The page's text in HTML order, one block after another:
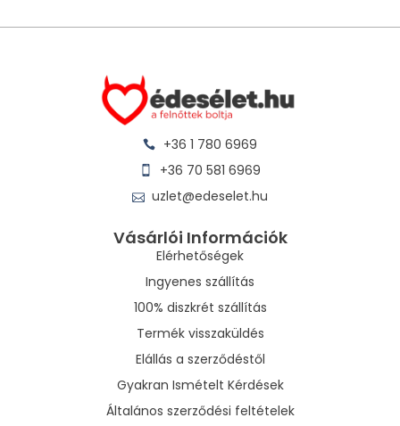
+36 1 780 6969
+36 70 581 6969
uzlet@edeselet.hu
Vásárlói Információk
Elérhetőségek
Ingyenes szállítás
100% diszkrét szállítás
Termék visszaküldés
Elállás a szerződéstől
Gyakran Ismételt Kérdések
Általános szerződési feltételek